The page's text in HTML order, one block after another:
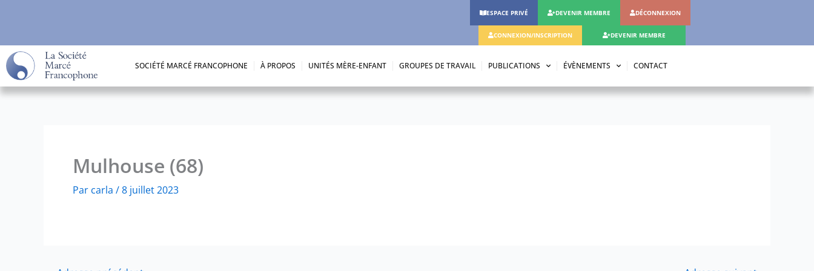
ESPACE PRIVÉ DEVENIR MEMBRE DÉCONNEXION
CONNEXION/INSCRIPTION DEVENIR MEMBRE
SOCIÉTÉ MARCÉ FRANCOPHONE À PROPOS UNITÉS MÈRE-ENFANT GROUPES DE TRAVAIL PUBLICATIONS ÉVÈNEMENTS CONTACT
Mulhouse (68)
Par carla /8 juillet 2023